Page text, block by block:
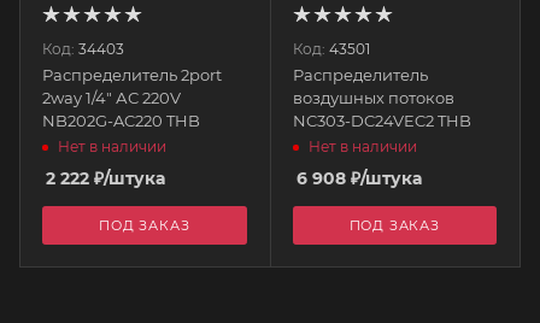
Код: 34403
Распределитель 2port
2way 1/4" АС 220V
NB202G-AC220 THB
Нет в наличии
2 222 ₽/штука
ПОД ЗАКАЗ
Код: 43501
Распределитель
воздушных потоков
NC303-DC24VEC2 THB
Нет в наличии
6 908₽/штука
ПОД ЗАКАЗ